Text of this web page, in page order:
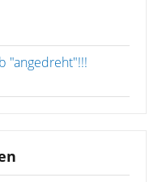
"angedreht"!!!